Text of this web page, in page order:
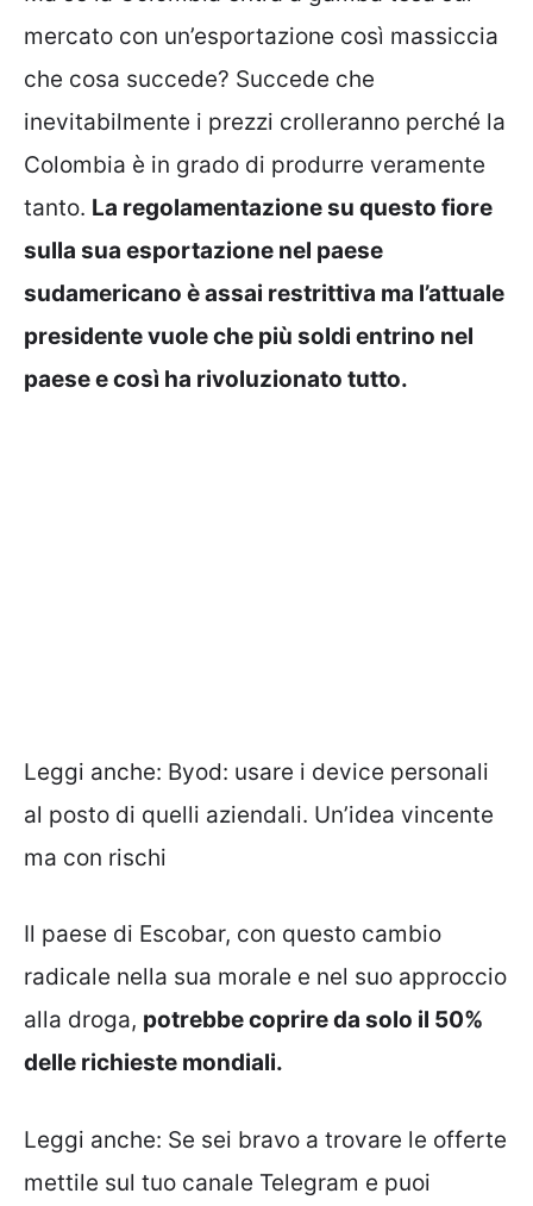
mercato con un’esportazione così massiccia
che cosa succede? Succede che
inevitabilmente i prezzi crolleranno perché la
Colombia è in grado di produrre veramente
tanto. La regolamentazione su questo fiore
sulla sua esportazione nel paese
sudamericano è assai restrittiva ma l’attuale
presidente vuole che più soldi entrino nel
paese e così ha rivoluzionato tutto.
Leggi anche: Byod: usare i device personali
al posto di quelli aziendali. Un’idea vincente
ma con rischi
Il paese di Escobar, con questo cambio
radicale nella sua morale e nel suo approccio
alla droga, potrebbe coprire da solo il 50%
delle richieste mondiali.
Leggi anche: Se sei bravo a trovare le offerte
mettile sul tuo canale Telegram e puoi